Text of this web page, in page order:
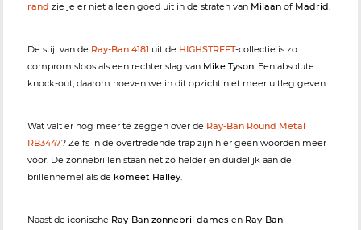
rand zie je er niet alleen goed uit in de straten van Milaan of Madrid.
De stijl van de Ray-Ban 4181 uit de HIGHSTREET-collectie is zo
compromisloos als een rechter slag van Mike Tyson. Een absolute
knock-out, daarom hoeven we in dit opzicht niet meer uitleg geven.
Wat valt er nog meer te zeggen over de Ray-Ban Round Metal
RB3447? Zelfs in de overtredende trap zijn hier geen woorden meer
voor. De zonnebrillen staan net zo helder en duidelijk aan de
brillenhemel als de komeet Halley.
Naast de iconische Ray-Ban zonnebril dames en Ray-Ban